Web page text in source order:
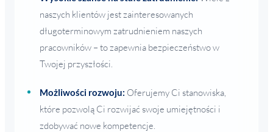
naszych klientów jest zainteresowanych
długoterminowym zatrudnieniem naszych
pracowników – to zapewnia bezpieczeństwo w
Twojej przyszłości.
Możliwości rozwoju: Oferujemy Ci stanowiska,
które pozwolą Ci rozwijać swoje umiejętności i
zdobywać nowe kompetencje.